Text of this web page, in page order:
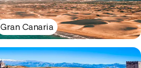
Gran Canaria